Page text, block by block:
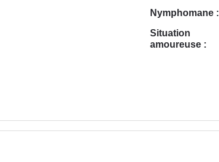
Nymphomane :
Situation
amoureuse :